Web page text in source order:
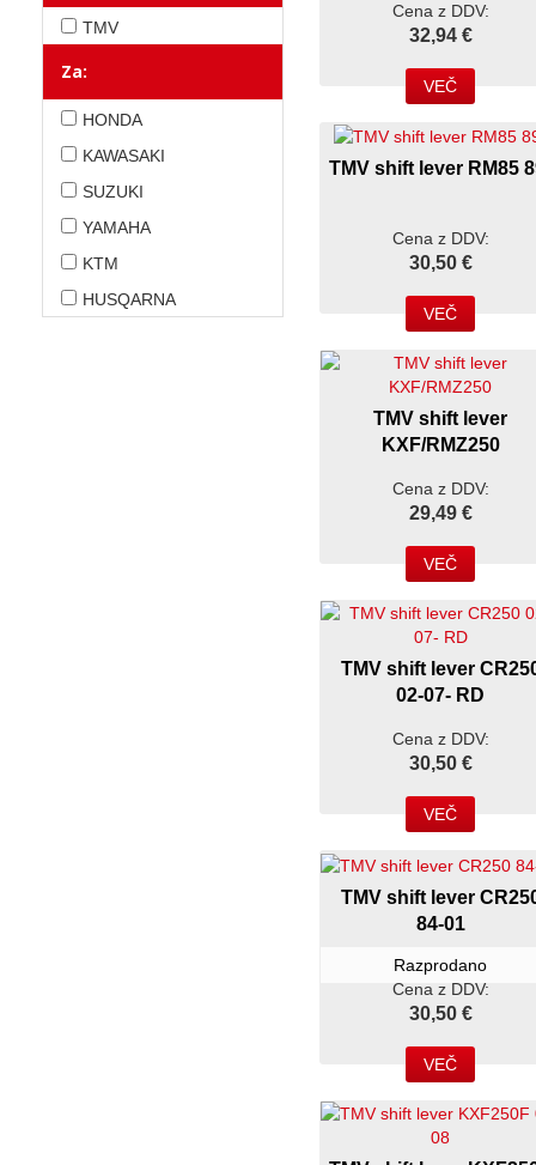
TMV
Za:
HONDA
KAWASAKI
SUZUKI
YAMAHA
KTM
HUSQARNA
Cena z DDV:
32,94 €
VEČ
TMV shift lever RM85
Cena z DDV:
30,50 €
VEČ
TMV shift lever
KXF/RMZ250
Cena z DDV:
29,49 €
VEČ
TMV shift lever
02-07- RD
Cena z DDV:
30,50 €
VEČ
Razprodano
TMV shift lever
84-01
Cena z DDV:
30,50 €
VEČ